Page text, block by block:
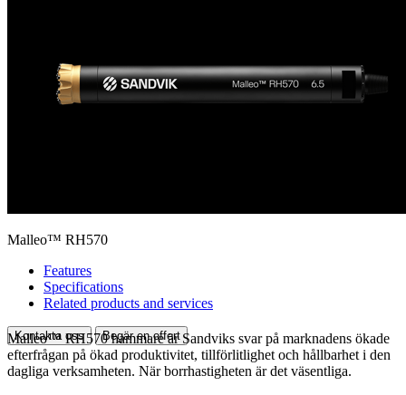
Malleo™ RH570
Features
Specifications
Related products and services
Kontakta oss Begär en offert
Malleo™ RH570 hammare är Sandviks svar på marknadens ökade
efterfrågan på ökad produktivitet, tillförlitlighet och hållbarhet i den
dagliga verksamheten. När borrhastigheten är det väsentliga.